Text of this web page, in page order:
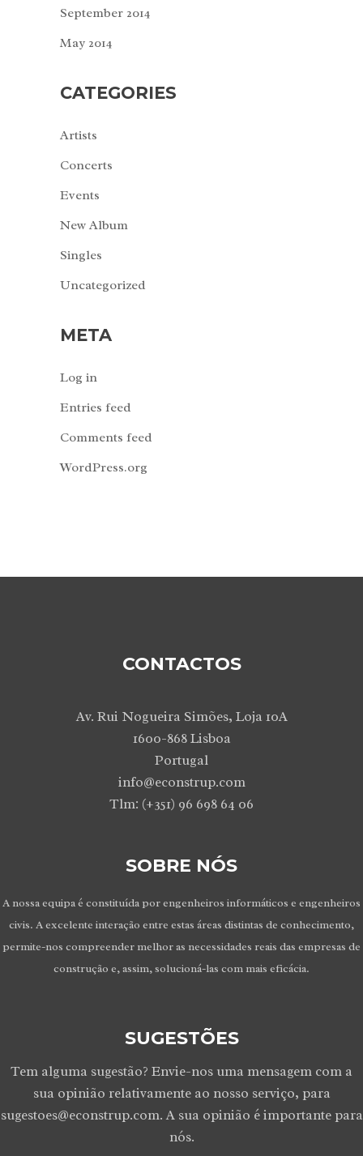
September 2014
May 2014
CATEGORIES
Artists
Concerts
Events
New Album
Singles
Uncategorized
META
Log in
Entries feed
Comments feed
WordPress.org
CONTACTOS
Av. Rui Nogueira Simões, Loja 10A
1600-868 Lisboa
Portugal
info@econstrup.com
Tlm: (+351) 96 698 64 06
SOBRE NÓS
A nossa equipa é constituída por engenheiros informáticos e engenheiros
civis. A excelente interação entre estas áreas distintas de conhecimento,
permite-nos compreender melhor as necessidades reais das empresas de
construção e, assim, solucioná-las com mais eficácia.
SUGESTÕES
Tem alguma sugestão? Envie-nos uma mensagem com a
sua opinião relativamente ao nosso serviço, para
sugestoes@econstrup.com. A sua opinião é importante para
nós.